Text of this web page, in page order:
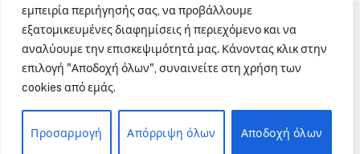
εμπειρία περιήγησής σας, να προβάλλουμε
εξατομικευμένες διαφημίσεις ή περιεχόμενο και να
αναλύουμε την επισκεψιμότητά μας. Κάνοντας κλικ στην
επιλογή "Αποδοχή όλων", συναινείτε στη χρήση των
cookies από εμάς.
Προσαρμογή Απόρριψη όλων Αποδοχή όλων
© 2026 Dailypharmanews. Designed byDailypharmanews
Αρχική Όροι χρήσης
Πολιτική cookies
Πολιτική απορρήτου